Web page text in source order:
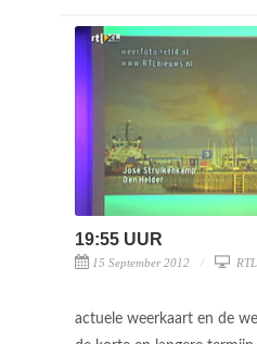
19:55 UUR
15 September 2012
actuele weerkaart en de